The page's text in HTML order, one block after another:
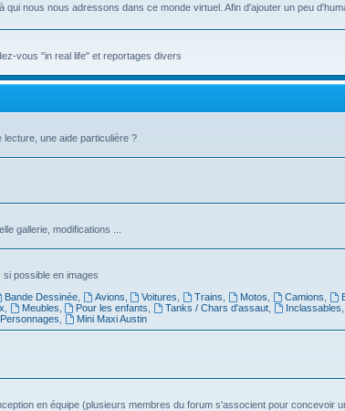
qui nous nous adressons dans ce monde virtuel. Afin d'ajouter un peu
vous "in real life" et reportages divers
une aide particulière ?
gallerie, modifications ...
possible en images
Bande Dessinée, Avions Voitures Trains Motos Camions
Meubles Pour les enfants Tanks / Chars d'assaut Inclassables
Personnages Mini Maxi Austin
en équipe (plusieurs membres du forum s'associent pour concevoir